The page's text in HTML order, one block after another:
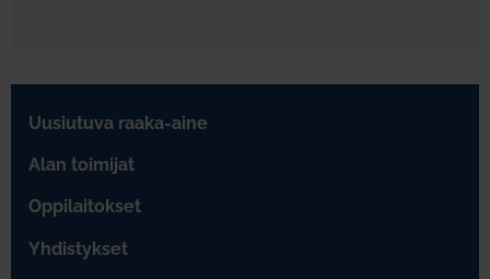
Uusiutuva raaka-aine
Alan toimijat
Oppilaitokset
Yhdistykset